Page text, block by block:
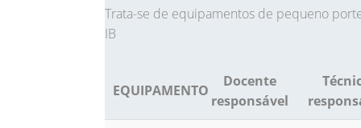
Trata-se de equipamentos de pequeno
IB
EQUIPAMENTO
Docente
responsável